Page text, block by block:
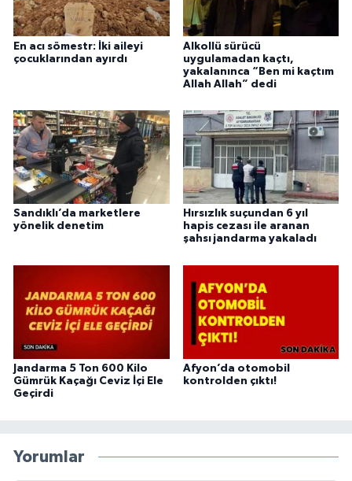
En acı sömestr: İki aileyi
çocuklarından ayırdı
Alkollü sürücü
uygulamadan kaçtı,
yakalanınca “Ben mi kaçtım
Allah Allah” dedi
Sandıklı’da marketlere
yönelik denetim
Hırsızlık suçundan 6 yıl
hapis cezası ile aranan
şahsı jandarma yakaladı
Jandarma 5 Ton 600 Kilo
Gümrük Kaçağı Ceviz İçi Ele
Geçirdi
Afyon’da otomobil
kontrolden çıktı!
Yorumlar